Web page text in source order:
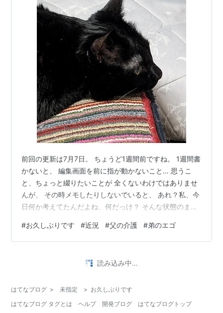
前回の更新は7月7日。 ちょうど1週間前ですね。 1週間書
かないと、 編集画面を前に指が動かないこと… 思うこ
と、ちょっと綴りたいことが 全くないわけではありませ
んが、 その時メモしたりしないでいると、 あれ？私、今
日何か考えてたんだよね、何だっけ？ そんな状態のま
まいそう… 大丈夫か？とちょっと不安になる私です。 考
えるネコ…何を想う？ ボケと言えば自宅介護中の父です
はますます意味をなさなくなってきていて、 特に饒舌な
ちらが話すことにつ…
#お久しぶりです #近況 #父の介護 #弟のエゴ
読み込み中…
はてなブログ > 未指定 > お久しぶりです
はてなブログ タグとは
ヘルプ 開発ブログ はてなブログトップ